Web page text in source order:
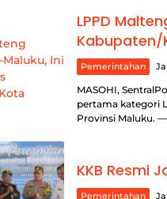
LPPD
Kabupaten/
Pemerintahan
MASOHI,
pertama kategori
Provinsi Maluku.
KKB Resmi
Pemerintahan